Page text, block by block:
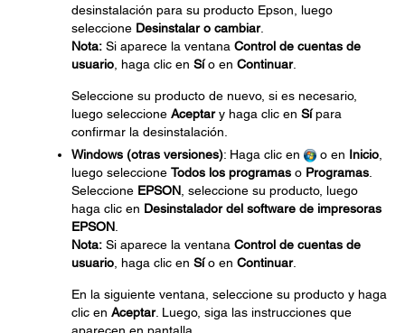
desinstalación para su producto Epson, luego
seleccione Desinstalar o cambiar.
Nota: Si aparece la ventana Control de cuentas de
usuario , haga clic en Sío en Continuar.
Seleccione su producto de nuevo, si es necesario,
luego seleccione Aceptary haga clic en Sípara
confirmar la desinstalación.
Windows (otras versiones): Haga clic en o en Inicio
luego seleccione Todos los programas o Programas
Seleccione EPSON , seleccione su producto, luego
haga clic en Desinstalador del software de impresoras
EPSON
Nota: Si aparece la ventana Control de cuentas de
usuario , haga clic en Sío en Continuar.
En la siguiente ventana, seleccione su producto y haga
clic en Aceptar. Luego, siga las instrucciones que